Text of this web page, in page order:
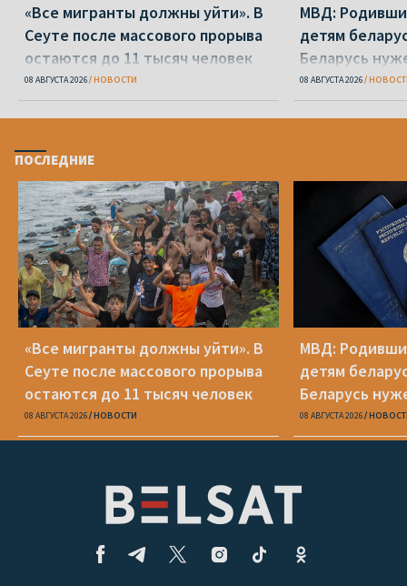
«Все мигранты должны уйти». В
Сеуте после массового прорыва
остаются до 11 тысяч человек
08 АВГУСТА 2026 НОВОСТИ
МВД:
детям
Беларусь
паспорт
08 АВГУСТА 2026
ПОСЛЕДНИЕ
«Все мигранты должны уйти». В
Сеуте после массового прорыва
остаются до 11 тысяч человек
08 АВГУСТА 2026 НОВОСТИ
МВД:
детям
Беларусь
паспорт
08 АВГУСТА 2026